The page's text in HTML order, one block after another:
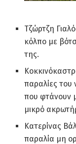
Τζώρτζη
κόλπο με
της.
παραλίες του
που φτάνουν
μικρό
Κατερίνας
παραλία μη